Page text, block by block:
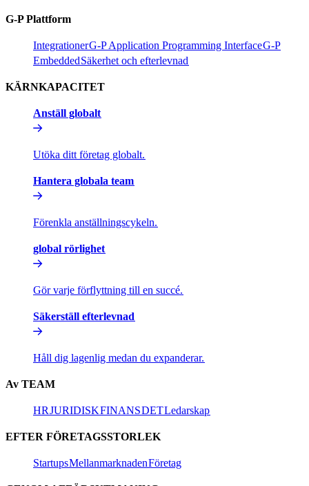
G-P Plattform​​
Integrationer​​G-P Application Programming Interface​​G-P
Embedded​​Säkerhet och efterlevnad​​
KÄRNKAPACITET​​
Anställ globalt​​
Utöka ditt företag globalt.​​
Hantera globala team​​
Förenkla anställningscykeln.​​
global rörlighet​​
Gör varje förflyttning till en succé.​​
Säkerställ efterlevnad​​
Håll dig lagenlig medan du expanderar.​​
Av TEAM​​
HR​​JURIDISK​​FINANS​​DET​​Ledarskap​​
EFTER FÖRETAGSSTORLEK​​
Startups​​Mellanmarknaden​​Företag​​